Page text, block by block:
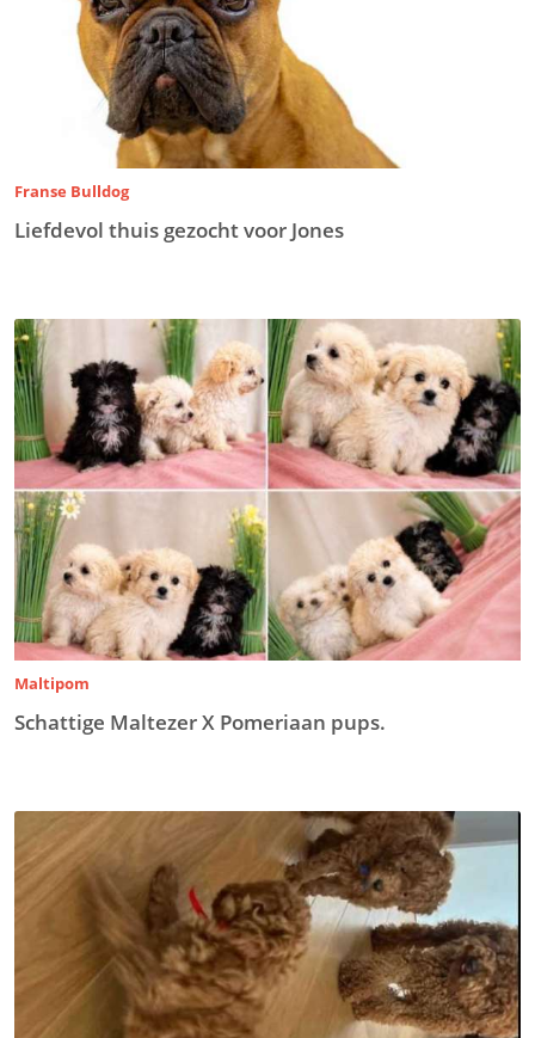
Franse Bulldog
Liefdevol thuis gezocht voor Jones
Maltipom
Schattige Maltezer X Pomeriaan pups.